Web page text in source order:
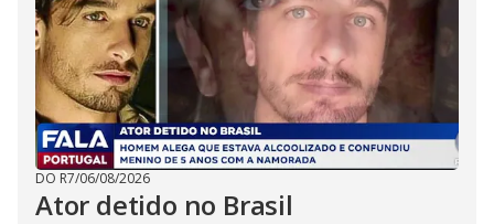
DO R7/06/08/2026
Ator detido no Brasil